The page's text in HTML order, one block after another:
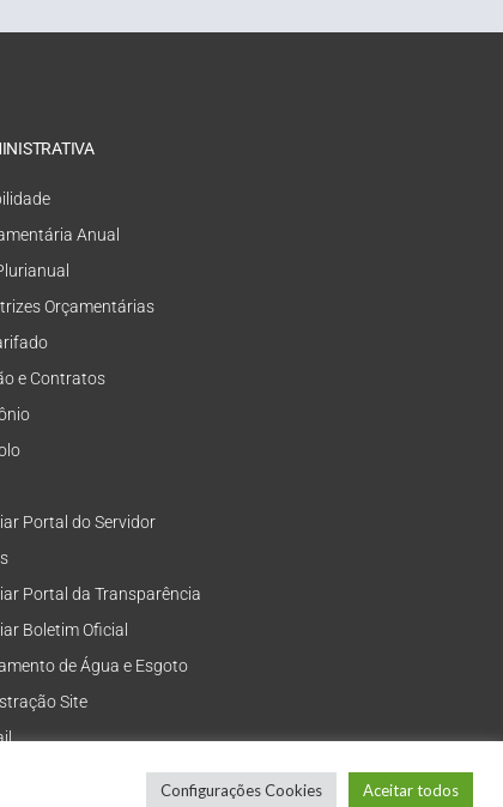
Anual
Orçamentárias
e Contratos
Portal do Servidor
Portal da Transparência
Boletim Oficial
de Água e Esgoto
Site
Configurações Cookies Aceitar todos